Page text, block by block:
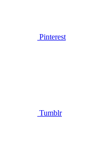
Pinterest
Tumblr